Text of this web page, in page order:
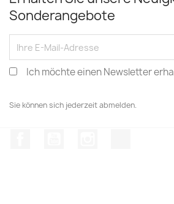
Sonderangebote
Ich möchte einen Newsletter
Sie können sich jederzeit abmelden.